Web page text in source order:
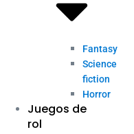
Fantasy
Science
fiction
Horror
Juegos de
rol